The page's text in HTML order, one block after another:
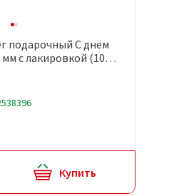
подарочный С днём
с лакировкой (10
04)
Купить